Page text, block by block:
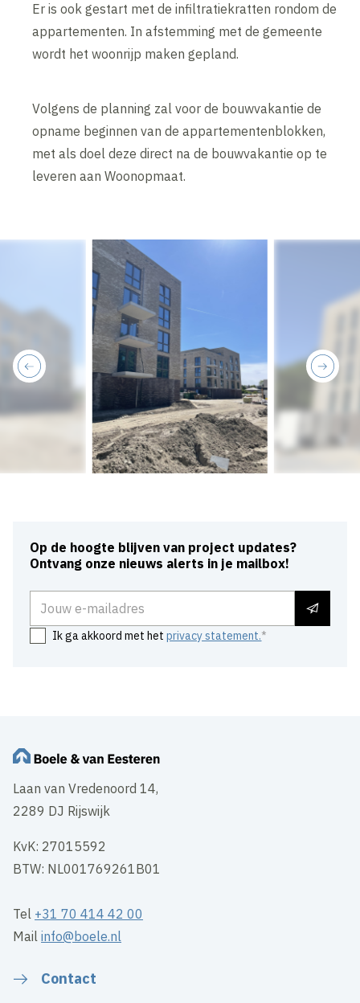
Er is ook gestart met de infiltratiekratten rondom de
appartementen. In afstemming met de gemeente
wordt het woonrijp maken gepland.
Volgens de planning zal voor de bouwvakantie de
opname beginnen van de appartementenblokken,
met als doel deze direct na de bouwvakantie op te
leveren aan Woonopmaat.
next
previous
Op de hoogte blijven van project updates?
Ontvang onze nieuws alerts in je mailbox!
Ik ga akkoord met hetprivacy statement.
Laan van Vredenoord 14,
2289 DJ Rijswijk
KvK: 27015592
BTW: NL001769261B01
Tel +31 70 414 42 00
Mailinfo@boele.nl
Contact